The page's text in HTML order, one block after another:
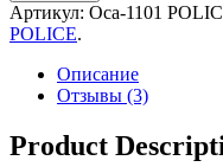
Артикул: Оса-1101
POLICE.
Описание
Отзывы (3)
Product